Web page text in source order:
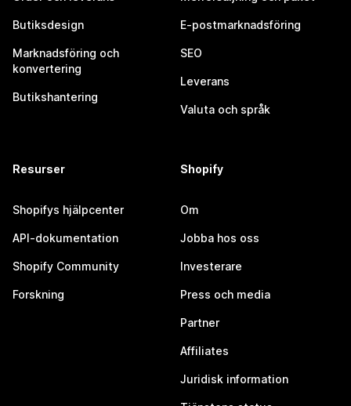
Butiksdesign
Marknadsföring och
konvertering
Butikshantering
E-postmarknadsföring
SEO
Leverans
Valuta och språk
Resurser
Shopifys hjälpcenter
API-dokumentation
Shopify Community
Forskning
Shopify
Om
Jobba hos oss
Investerare
Press och media
Partner
Affiliates
Juridisk information